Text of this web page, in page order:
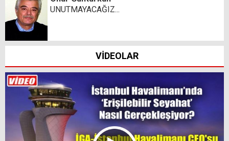
UNUTMAYACAĞIZ...
VİDEOLAR